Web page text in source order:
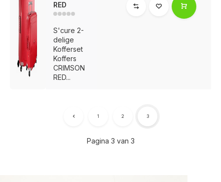
RED
S'cure 2-
delige
Kofferset
Koffers
CRIMSON
RED...
Pagina 3 van 3
1 2 3